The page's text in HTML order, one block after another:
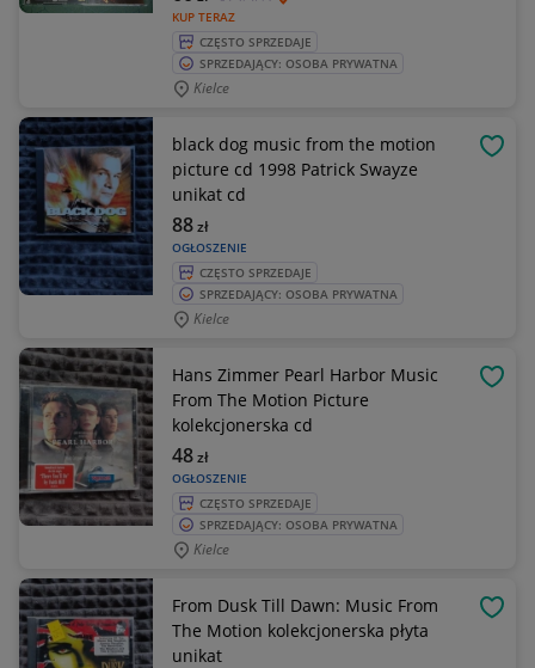
KUP TERAZ
CZĘSTO SPRZEDAJE
SPRZEDAJĄCY: OSOBA PRYWATNA
Kielce
black dog music from the motion
picture cd 1998 Patrick Swayze
unikat cd
OGŁOSZENIE
88zł
CZĘSTO SPRZEDAJE
SPRZEDAJĄCY: OSOBA PRYWATNA
Kielce
Hans Zimmer Pearl Harbor Music
From The Motion Picture
kolekcjonerska cd
OGŁOSZENIE
48zł
CZĘSTO SPRZEDAJE
SPRZEDAJĄCY: OSOBA PRYWATNA
Kielce
From Dusk Till Dawn: Music From
The Motion kolekcjonerska płyta
unikat